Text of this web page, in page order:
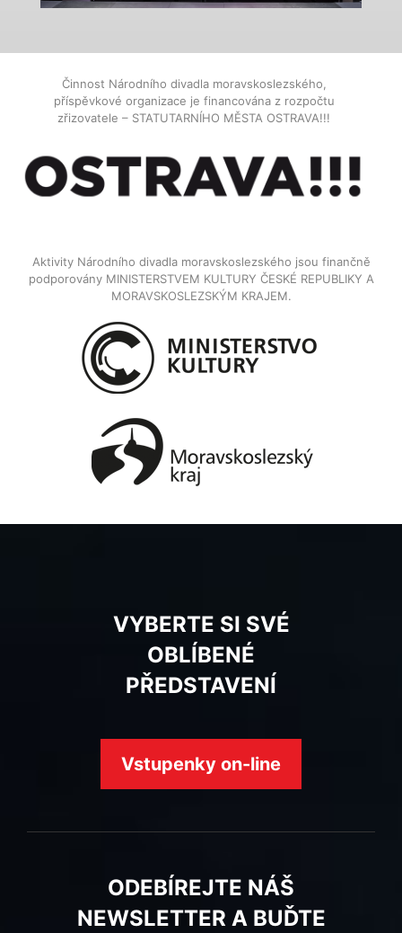
Činnost Národního divadla moravskoslezského,
příspěvkové organizace je financována z rozpočtu
zřizovatele – STATUTARNÍHO MĚSTA OSTRAVA!!!
Aktivity Národního divadla moravskoslezského jsou finančně
podporovány MINISTERSTVEM KULTURY ČESKÉ REPUBLIKY A
MORAVSKOSLEZSKÝM KRAJEM.
VYBERTE SI SVÉ
OBLÍBENÉ
PŘEDSTAVENÍ
Vstupenky on-line
ODEBÍREJTE NÁŠ
NEWSLETTER A BUĎTE